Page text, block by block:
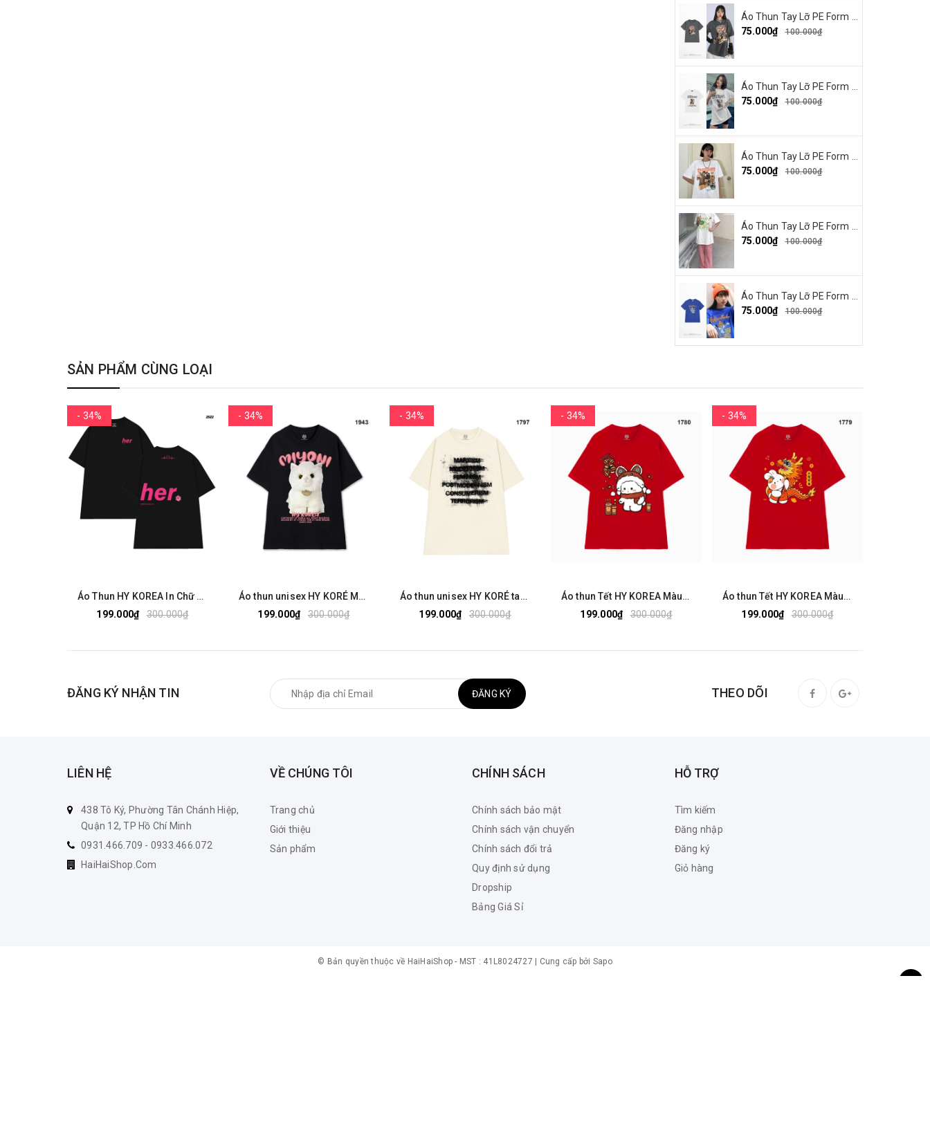
75.000₫
100.000₫
75.000₫
100.000₫
75.000₫
100.000₫
75.000₫
100.000₫
75.000₫
100.000₫
SẢN PHẨM CÙNG LOẠI
- 34%
Áo Thun HY KOREA In Chữ Him Her Cotton 100% Co giãn 2 Chiều Phom Unisex Oversize 2522
199.000₫
300.000₫
- 34%
Áo thun unisex HY KORÉ Mèo Miyoni 1943 tay lỡ form rộng dễ thương Vải cotton 100%
199.000₫
300.000₫
- 34%
Áo thun unisex HY KORÉ tay lỡ form rộng Vải cotton 100% MARXISM 1797 LocalBrand
199.000₫
300.000₫
- 34%
Áo thun Tết HY KOREA Màu đỏ vải cotton 100% Phom Rộng Uniex 1780
199.000₫
300.000₫
- 34%
Áo thun Tết HY KOREA Màu đỏ vải cotton 100% Phom Rộng Uniex 1779
199.000₫
300.000₫
ĐĂNG KÝ NHẬN TIN ĐĂNG KÝ THEO DÕI
LIÊN HỆ
438 Tô Ký, Phường Tân Chánh Hiệp,
Quận 12, TP Hồ Chí Minh
0931.466.709 - 0933.466.072
HaiHaiShop.Com
VỀ CHÚNG TÔI
Trang chủ
Giới thiệu
Sản phẩm
CHÍNH SÁCH
Chính sách bảo mật
Chính sách vận chuyển
Chính sách đổi trả
Quy định sử dụng
Dropship
Bảng Giá Sỉ
HỖ TRỢ
Tìm kiếm
Đăng nhập
Đăng ký
Giỏ hàng
© Bản quyền thuộc về HaiHaiShop - MST : 41L8024727 | Cung cấp bởi Sapo